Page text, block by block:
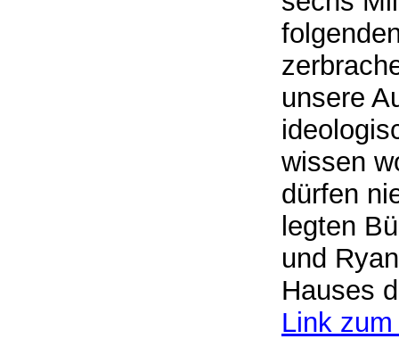
unsere
wissen
dürfen
legten
und
Hauses
Link